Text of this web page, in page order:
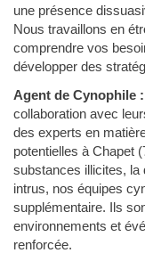
une présence
Nous travaillons en
comprendre vos
développer des
Agent de Cynophile :
collaboration avec
des experts en
potentielles à Chapet
substances illicites, la
intrus, nos équipes
supplémentaire. Ils
environnements et
renforcée.